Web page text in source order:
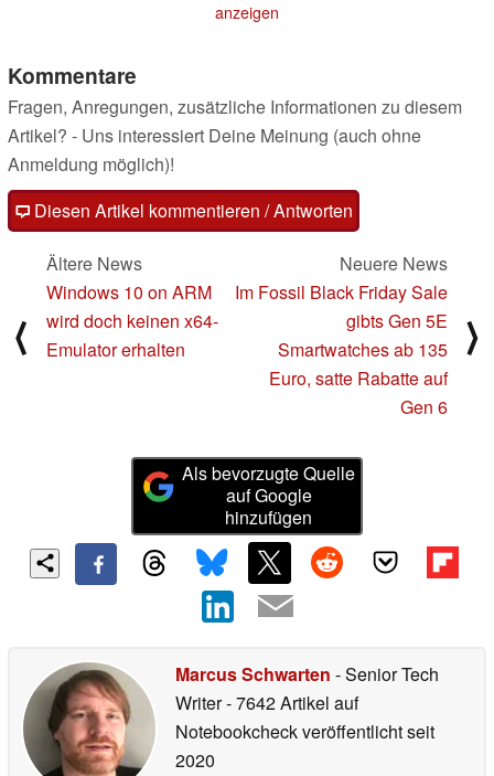
anzeigen
Kommentare
Fragen, Anregungen, zusätzliche Informationen zu diesem
Artikel? - Uns interessiert Deine Meinung (auch ohne
Anmeldung möglich)!
Diesen Artikel kommentieren / Antworten
⟨
Ältere News
Windows 10 on ARM
wird doch keinen x64-
Emulator erhalten
Neuere News
Im Fossil Black Friday Sale
gibts Gen 5E
Smartwatches ab 135
Euro, satte Rabatte auf
Gen 6
⟩
Als bevorzugte Quelle
auf Google
hinzufügen
Marcus Schwarten - Senior Tech
Writer- 7642 Artikel auf
Notebookcheck veröffentlichtseit
2020